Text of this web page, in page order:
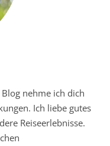
nehme ich dich
Ich liebe gutes
Reiseerlebnisse.